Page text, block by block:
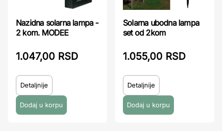
Nazidna solarna lampa -
2 kom. MODEE
1.047,00 RSD
Detaljnije
Solarna ubodna lampa
set od 2kom
1.055,00 RSD
Detaljnije